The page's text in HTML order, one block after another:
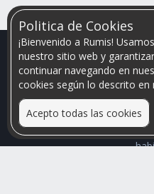
Politica de Cookies
¡Bienvenido a Rumis!
nuestro sitio web y
continuar navegando en
cookies según lo descrito en
Acepto todas las cookies
Relacionamos personas que